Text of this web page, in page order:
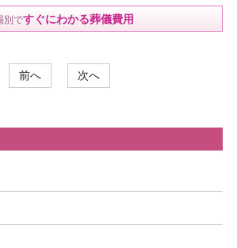
別ですぐにわかる葬儀費用
前へ 次へ